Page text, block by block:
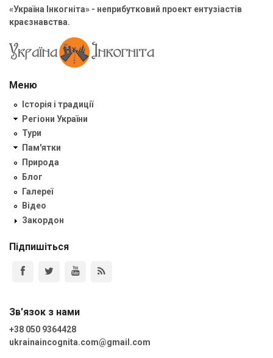
«Україна Інкогніта» - неприбутковий проект ентузіастів
краєзнавства.
Меню
Історія і традиції
Регіони України
Тури
Пам'ятки
Природа
Блог
Галереї
Відео
Закордон
Підпишіться
Зв'язок з нами
+38 050 9364428
ukrainaincognita.com@gmail.com